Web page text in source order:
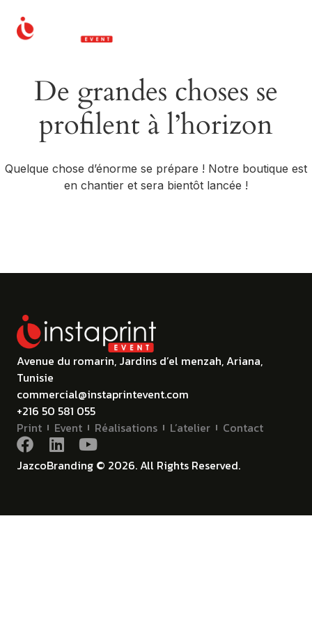
De grandes choses se
profilent à l’horizon
Quelque chose d’énorme se prépare ! Notre boutique est
en chantier et sera bientôt lancée !
Avenue du romarin, Jardins d’el menzah, Ariana,
Tunisie
commercial@instaprintevent.com
+216 50 581 055
Print
Event Réalisations L’atelier Contact
JazcoBranding © 2026. All Rights Reserved.